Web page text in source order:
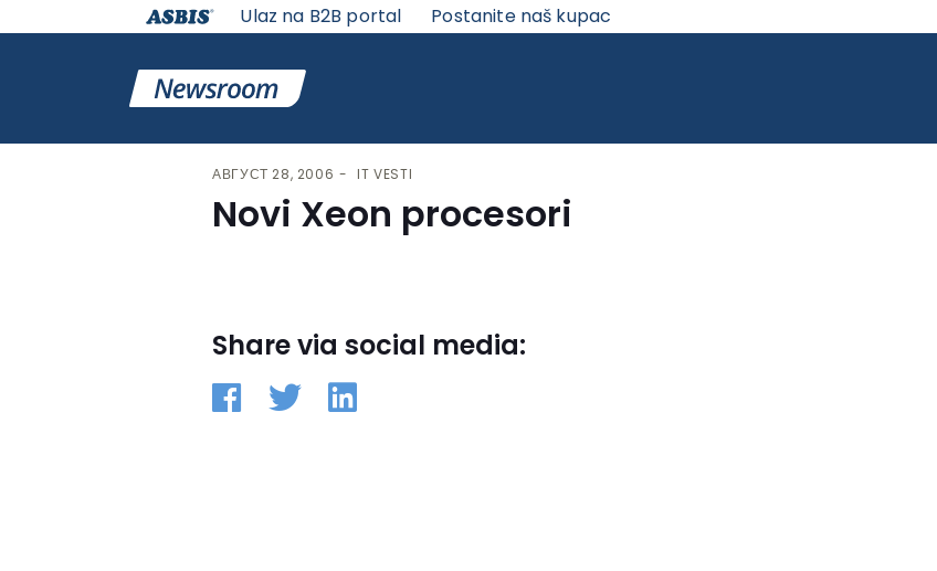
Ulaz na B2B portal Postanite naš kupac
АВГУСТ 28, 2006 IT VESTI
Novi Xeon procesori
Share via social media: